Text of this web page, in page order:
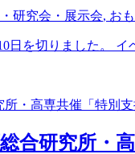
研究会・展示会, お
日を切りました。
研究所・